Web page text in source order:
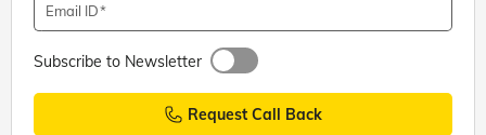
Email ID
Subscribe to Newsletter
Request Call Back